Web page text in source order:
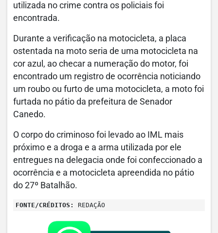
utilizada no crime contra os policiais foi
encontrada.
Durante a verificação na motocicleta, a placa
ostentada na moto seria de uma motocicleta na
cor azul, ao checar a numeração do motor, foi
encontrado um registro de ocorrência noticiando
um roubo ou furto de uma motocicleta, a moto foi
furtada no pátio da prefeitura de Senador
Canedo.
O corpo do criminoso foi levado ao IML mais
próximo e a droga e a arma utilizada por ele
entregues na delegacia onde foi confeccionado a
ocorrência e a motocicleta apreendida no pátio
do 27º Batalhão.
FONTE/CRÉDITOS: REDAÇÃO